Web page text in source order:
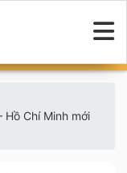
Hồ Chí Minh mới